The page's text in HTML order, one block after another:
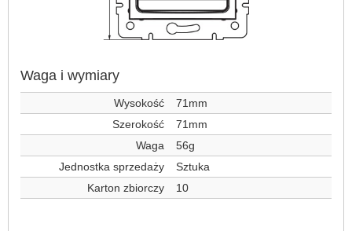
Waga i wymiary
Wysokość
71mm
Szerokość
71mm
Waga
56g
Jednostka sprzedaży
Sztuka
Karton zbiorczy
10